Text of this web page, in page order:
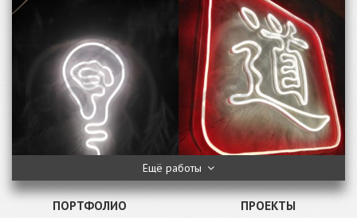
Ещё работы
ПОРТФОЛИО ПРОЕКТЫ